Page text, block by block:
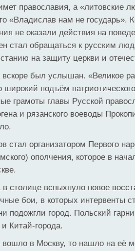
православия, а «литовские
«Владислав нам не государь».
не оказали действия на
стал обращаться к русским
на защиту церкви и
вскоре был услышан. «Великое
широкий подъём
грамоты главы Русской
и рязанского воеводы
стал организатором Первого
ополчения, которое в
столице вспыхнуло новое
бои, в которых интервенты
подожгли город. Польский
Китай-города.
вошло в Москву, то нашло на её